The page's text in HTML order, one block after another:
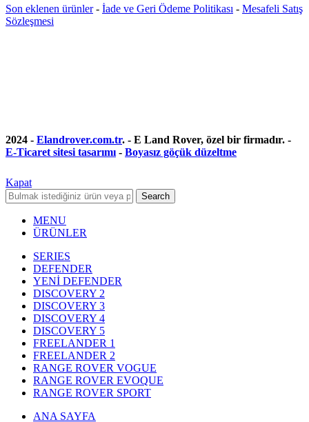
Son eklenen ürünler- İade ve Geri Ödeme Politikası - Mesafeli Satış
Sözleşmesi
2024 - Elandrover.com.tr. - E Land Rover, özel bir firmadır. -
E-Ticaret sitesi tasarımı- Boyasız göçük düzeltme
Kapat
Search
MENU
ÜRÜNLER
SERIES
DEFENDER
YENİ DEFENDER
DISCOVERY 2
DISCOVERY 3
DISCOVERY 4
DISCOVERY 5
FREELANDER 1
FREELANDER 2
RANGE ROVER VOGUE
RANGE ROVER EVOQUE
RANGE ROVER SPORT
ANA SAYFA